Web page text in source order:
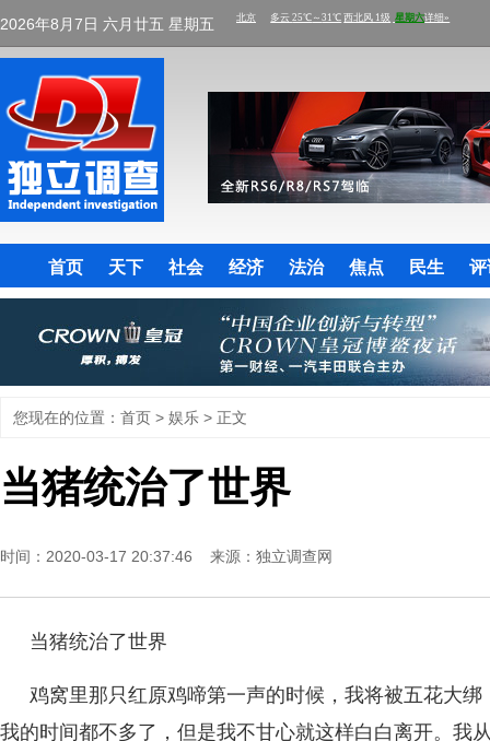
2026年8月7日 六月廿五 星期五
首页 天下 社会 经济 法治 焦点 民生
您现在的位置： 首页 > 娱乐 > 正文
当猪统治了世界
时间：2020-03-17 20:37:46 来源： 独立调查网
当猪统治了世界
鸡窝里那只红原鸡啼第一声的时候，我将被五花大
我的时间都不多了，但是我不甘心就这样白白离开。我